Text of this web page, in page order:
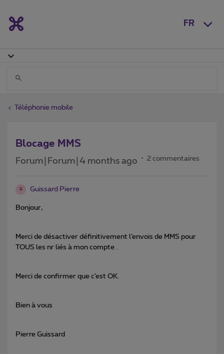
FR
Téléphonie mobile
Blocage MMS
Forum|Forum|4 months ago 2 commentaires
G Guissard Pierre
Bonjour,
Merci de désactiver définitivement l’envois de MMS pour
TOUS les nr liés à mon compte .
Merci de confirmer que c’est OK.
Bien à vous
Pierre Guissard